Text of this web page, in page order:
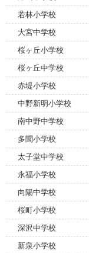
若林小学校
大宮中学校
桜ヶ丘小学校
桜ヶ丘中学校
赤堤小学校
中野新明小学校
南中野中学校
多聞小学校
太子堂中学校
永福小学校
向陽中学校
桜町小学校
深沢中学校
新泉小学校